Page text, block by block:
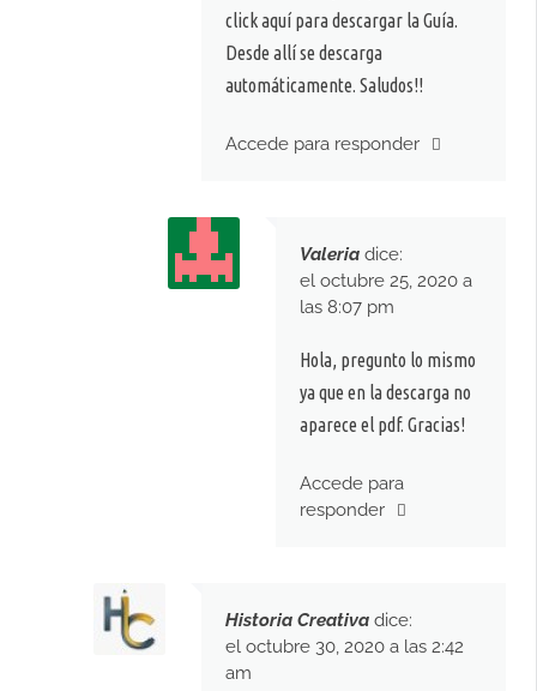
click aquí para descargar la Guía.
Desde allí se descarga
automáticamente. Saludos!!
Accede para responder
Valeria dice:
el octubre 25, 2020 a
las 8:07 pm
Hola, pregunto lo mismo
ya que en la descarga no
aparece el pdf. Gracias!
Accede para
responder
Historia Creativa dice:
el octubre 30, 2020 a las 2:42
am